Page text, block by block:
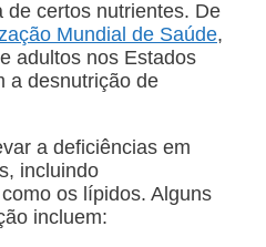
de certos nutrientes. De
Mundial de Saúde,
adultos nos Estados
a desnutrição de
a deficiências em
incluindo
os lípidos. Alguns
incluem: